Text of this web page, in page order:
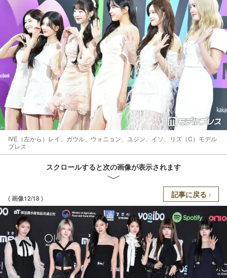
IVE（左から）レイ、ガウル、ウォニョン、ユジン、イソ、リズ（C）モデル
プレス
スクロールすると次の画像が表示されます
( 画像12/18 ) 記事に戻る